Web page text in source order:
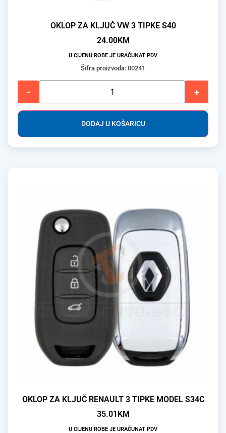
OKLOP ZA KLJUČ VW 3 TIPKE S40
24.00KM
U CIJENU ROBE JE URAČUNAT PDV
Šifra proizvoda: 00241
- +
DODAJ U KOŠARICU
OKLOP ZA KLJUČ RENAULT 3 TIPKE MODEL S34C
35.01KM
U CIJENU ROBE JE URAČUNAT PDV